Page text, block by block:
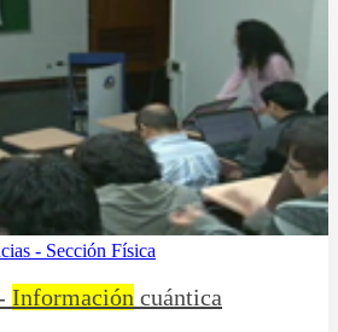
- Sección Física
Información cuántica